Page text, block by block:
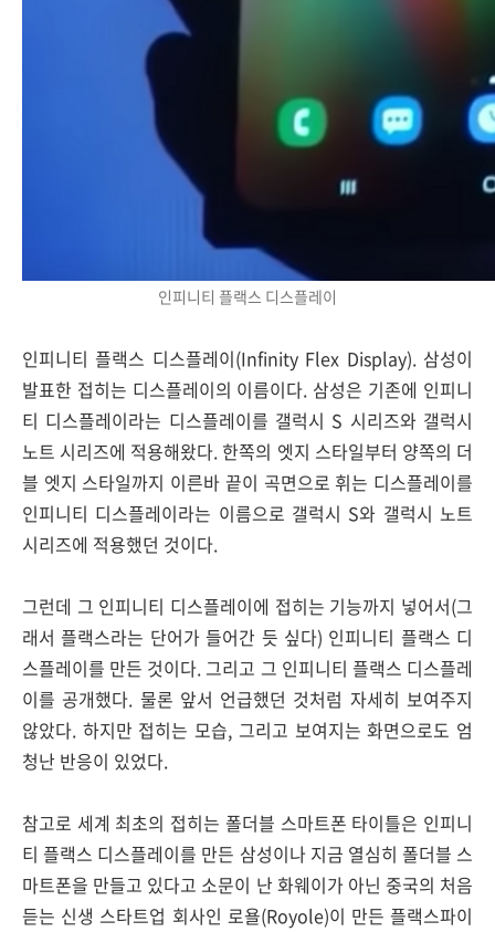
인피니티 플랙스 디스플레이
인피니티 플랙스 디스플레이(Infinity Flex Display). 삼성이
발표한 접히는 디스플레이의 이름이다. 삼성은 기존에 인피니
티 디스플레이라는 디스플레이를 갤럭시 S 시리즈와 갤럭시
노트 시리즈에 적용해왔다. 한쪽의 엣지 스타일부터 양쪽의 더
블 엣지 스타일까지 이른바 끝이 곡면으로 휘는 디스플레이를
인피니티 디스플레이라는 이름으로 갤럭시 S와 갤럭시 노트
시리즈에 적용했던 것이다.
그런데 그 인피니티 디스플레이에 접히는 기능까지 넣어서(그
래서 플랙스라는 단어가 들어간 듯 싶다) 인피니티 플랙스 디
스플레이를 만든 것이다. 그리고 그 인피니티 플랙스 디스플레
이를 공개했다. 물론 앞서 언급했던 것처럼 자세히 보여주지
않았다. 하지만 접히는 모습, 그리고 보여지는 화면으로도 엄
청난 반응이 있었다.
참고로 세계 최초의 접히는 폴더블 스마트폰 타이틀은 인피니
티 플랙스 디스플레이를 만든 삼성이나 지금 열심히 폴더블 스
마트폰을 만들고 있다고 소문이 난 화웨이가 아닌 중국의 처음
듣는 신생 스타트업 회사인 로욜(Royole)이 만든 플랙스파이